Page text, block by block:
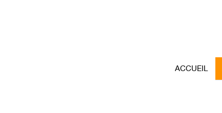
ACCUEIL